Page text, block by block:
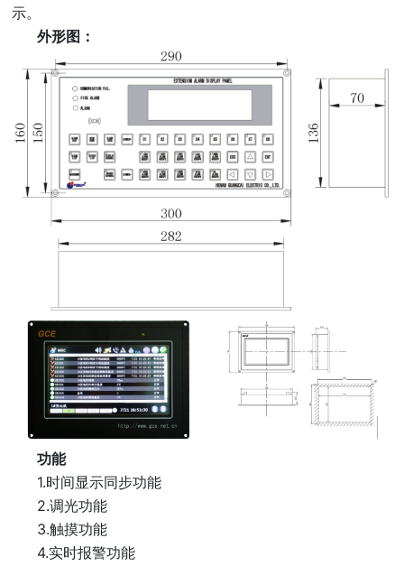
示。
外形图：
功能
1.时间显示同步功能
2.调光功能
3.触摸功能
4.实时报警功能